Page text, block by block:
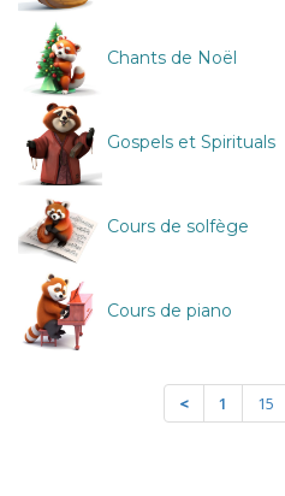
Chants de Noël
Gospels et Spirituals
Cours de solfège
Cours de piano
< 1 15